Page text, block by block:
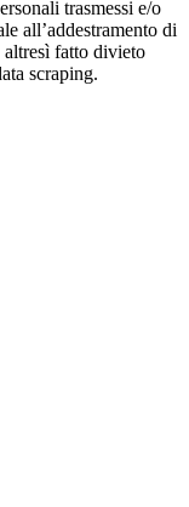
trasmessi e/o
all’addestramento di
fatto divieto
scraping.